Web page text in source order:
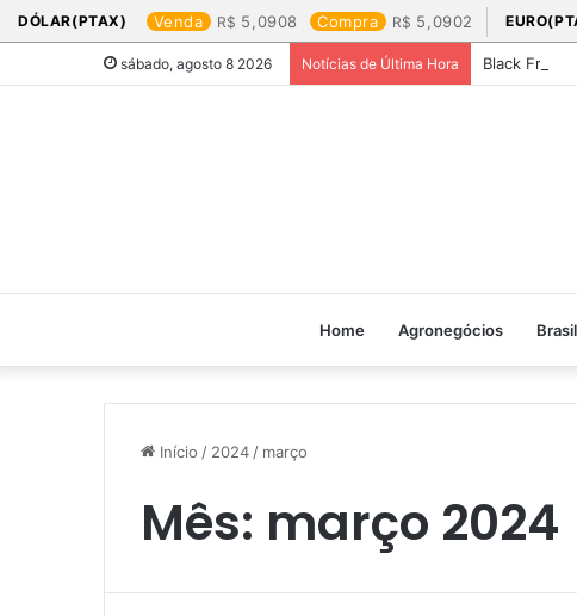
DÓLAR(PTAX) Venda 5,0908 Compra 5,0902
sábado, agosto 8 2026 Notícias de Última Hora Black
Home Agronegócios Brasil
Início / 2024 / março
Mês: março 2024